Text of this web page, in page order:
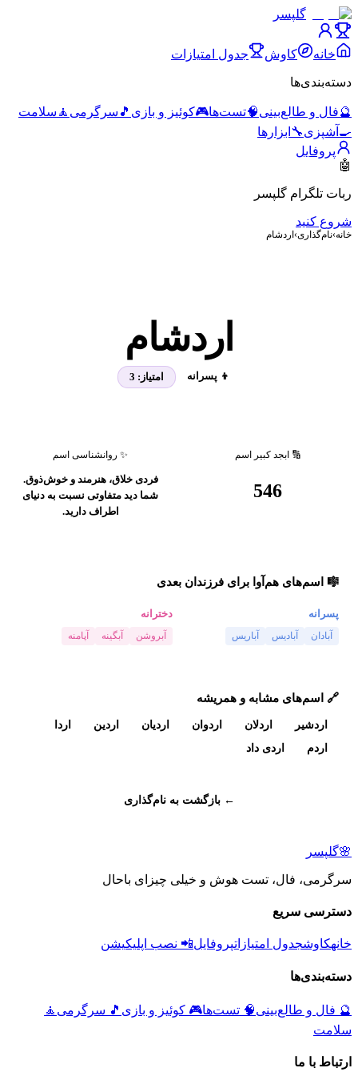
گلپسر
خانه کاوش جدول امتیازات
دسته‌بندی‌ها
🔮فال و طالع‌بینی🧠تست‌ها🎮کوئیز و بازی 🎵 سرگرمی 🧘 سلامت
🍳 آشپزی🔧 ابزارها
پروفایل
🤖
ربات تلگرام گلپسر
شروع کنید
خانه›نام‌گذاری› اردشام
اردشام
👦 پسرانه امتیاز: 3
🔢 ابجد کبیر اسم
546
✨ روانشناسی اسم
فردی خلاق، هنرمند و خوش‌ذوق.
شما دید متفاوتی نسبت به دنیای
اطراف دارید.
🎼 اسم‌های هم‌آوا برای فرزندان بعدی
پسرانه
آبادان آبادیس آباریس
دخترانه
آبروشن آبگینه آپامنه
🔗 اسم‌های مشابه و همریشه
اردشیر اردلان اردوان اردیان اردین
اردا
اردم
اردی داد
← بازگشت به نام‌گذاری
🌸گلپسر
سرگرمی، فال، تست هوش و خیلی چیزای باحال
دسترسی سریع
خانهکاوشجدول امتیازاتپروفایل📲 نصب اپلیکیشن
دسته‌بندی‌ها
🔮 فال و طالع‌بینی🧠 تست‌ها🎮 کوئیز و بازی 🎵 سرگرمی 🧘
سلامت
ارتباط با ما